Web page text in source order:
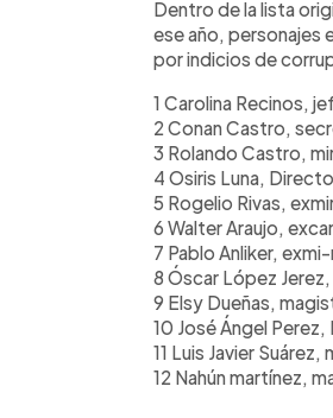
Dentro de la lista
ese año, personajes
por indicios de
1 Carolina Recinos,
2 Conan Castro,
3 Rolando Castro,
4 Osiris Luna,
5 Rogelio Rivas,
6 Walter Araujo,
7 Pablo Anliker,
8 Óscar López
9 Elsy Dueñas,
10 José Ángel
11 Luis Javier
12 Nahún martínez,